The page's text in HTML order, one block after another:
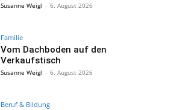
Susanne Weigl - 6. August 2026
Familie
Vom Dachboden auf den
Verkaufstisch
Susanne Weigl - 6. August 2026
Beruf & Bildung